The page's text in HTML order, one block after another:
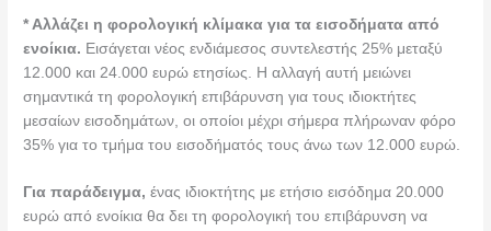
* Αλλάζει η φορολογική κλίμακα για τα εισοδήματα από
ενοίκια. Εισάγεται νέος ενδιάμεσος συντελεστής 25% μεταξύ
12.000 και 24.000 ευρώ ετησίως. Η αλλαγή αυτή μειώνει
σημαντικά τη φορολογική επιβάρυνση για τους ιδιοκτήτες
μεσαίων εισοδημάτων, οι οποίοι μέχρι σήμερα πλήρωναν φόρο
35% για το τμήμα του εισοδήματός τους άνω των 12.000 ευρώ.
Για παράδειγμα, ένας ιδιοκτήτης με ετήσιο εισόδημα 20.000
ευρώ από ενοίκια θα δει τη φορολογική του επιβάρυνση να